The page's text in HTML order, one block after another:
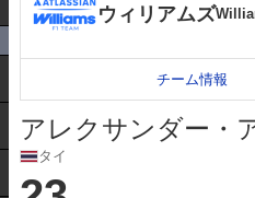
ウィリアムズ
チーム情報
アレクサンダー・
タイ